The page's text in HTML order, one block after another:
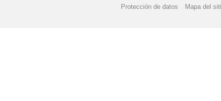
Protección de datos Mapa del